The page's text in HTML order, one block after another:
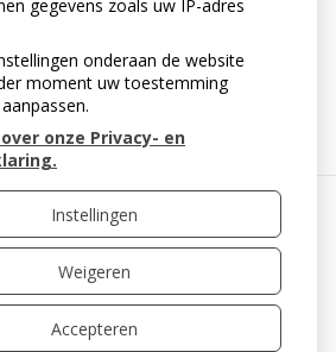
het ontstaan van tanderosie.
Online|Beheer
Cookie-instellingen Voorwaarden
gegevens zoals uw IP-adres
onderaan de website
moment uw toestemming
onze Privacy- en
Instellingen
Weigeren
Accepteren